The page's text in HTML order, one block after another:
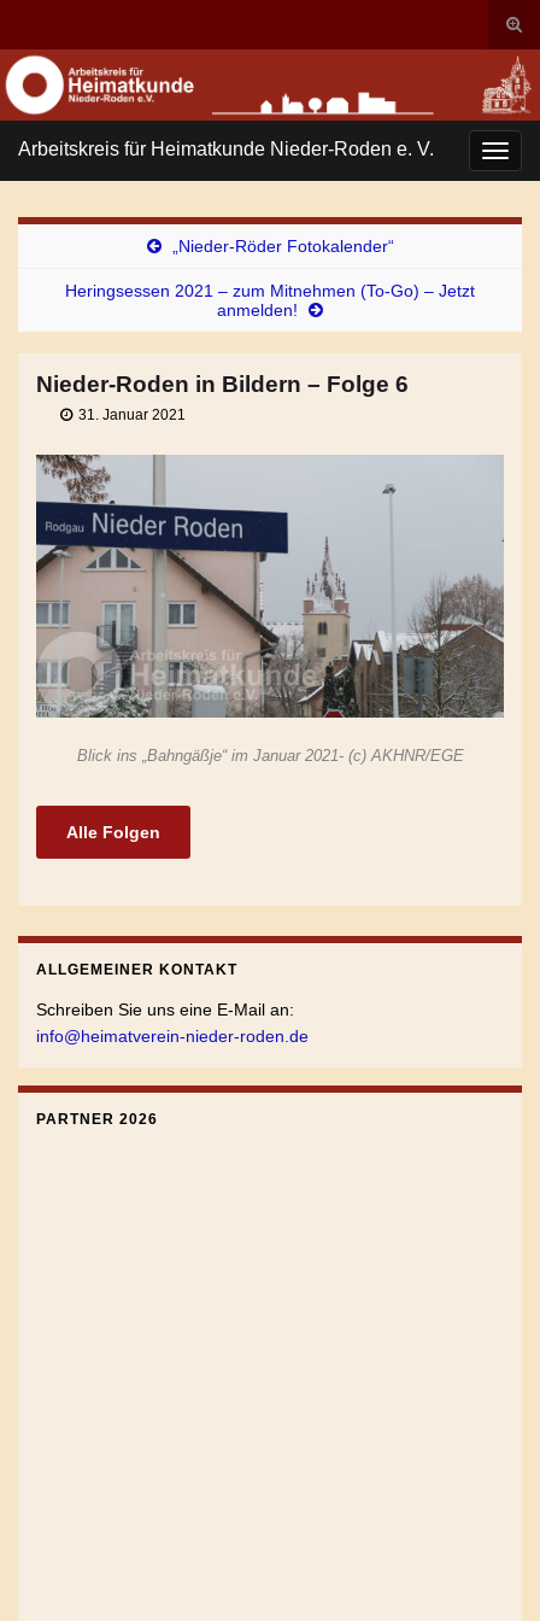
Search for:
Arbeitskreis für Heimatkunde Nieder-Roden e. V.
„Nieder-Röder Fotokalender“
Heringsessen 2021 – zum Mitnehmen (To-Go) – Jetzt
anmelden!
Nieder-Roden in Bildern – Folge 6
31. Januar 2021
Blick ins „Bahngäßje“ im Januar 2021- (c) AKHNR/EGE
Alle Folgen
ALLGEMEINER KONTAKT
Schreiben Sie uns eine E-Mail an:
info@heimatverein-nieder-roden.de
PARTNER 2026